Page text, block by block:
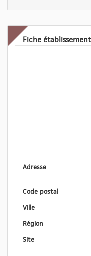
Fiche établissement
Adresse
Code postal
Ville
Région
Site